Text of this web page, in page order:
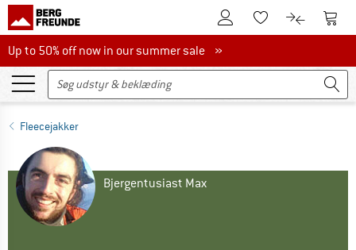
Til kundekontoenTil huskesedlen.
Til Til
Up to 50% off now in our summer sale
Up to 50% off now in our summer sale »
Fleecejakker
Bjergentusiast Max